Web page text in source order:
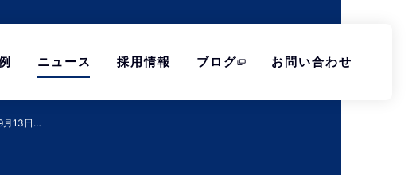
ニュース 採用情報 ブログ お問い合わせ
月13日…